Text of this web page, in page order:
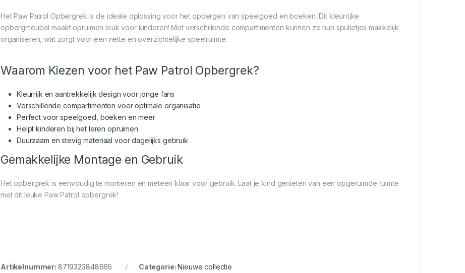
Het Paw Patrol Opbergrek is de ideale oplossing voor het opbergen van speelgoed en boeken. Dit kleurrijke
opbergmeubel maakt opruimen leuk voor kinderen! Met verschillende compartimenten kunnen ze hun spulletjes makkelijk
organiseren, wat zorgt voor een nette en overzichtelijke speelruimte.
Waarom Kiezen voor het Paw Patrol Opbergrek?
Kleurrijk en aantrekkelijk design voor jonge fans
Verschillende compartimenten voor optimale organisatie
Perfect voor speelgoed, boeken en meer
Helpt kinderen bij het leren opruimen
Duurzaam en stevig materiaal voor dagelijks gebruik
Gemakkelijke Montage en Gebruik
Het opbergrek is eenvoudig te monteren en meteen klaar voor gebruik. Laat je kind genieten van een opgeruimde ruimte
met dit leuke Paw Patrol opbergrek!
Artikelnummer: 8719323848665 Categorie:Nieuwe collectie